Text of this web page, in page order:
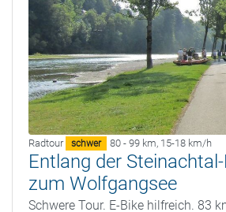
Radtour schwer 80 - 99 km, 15-18 km/h
Entlang der
zum Wolfgangsee
Schwere Tour. E-Bike hilfreich. 83